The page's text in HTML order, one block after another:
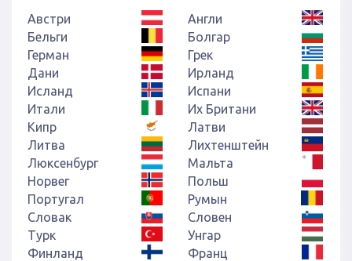
Австри
Англи
Бельги
Болгар
Герман
Грек
Дани
Ирланд
Исланд
Испани
Итали
Их Британи
Кипр
Латви
Литва
Лихтенштейн
Люксенбург
Мальта
Норвег
Польш
Португал
Румын
Словак
Словен
Турк
Унгар
Финланд
Франц